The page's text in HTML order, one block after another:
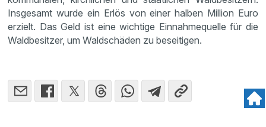
Insgesamt wurde ein Erlös von einer halben Million Euro
erzielt. Das Geld ist eine wichtige Einnahmequelle für die
Waldbesitzer, um Waldschäden zu beseitigen.